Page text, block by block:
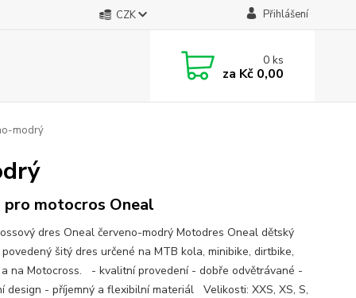
CZK Přihlášení
0ks
za Kč 0,00
modrý
pro motocros Oneal
dres Oneal červeno-modrý Motodres Oneal dětský
povedený šitý dres určené na MTB kola, minibike, dirtbike,
na Motocross. - kvalitní provedení - dobře odvětrávané -
design - příjemný a flexibilní materiál Velikosti: XXS, XS, S,